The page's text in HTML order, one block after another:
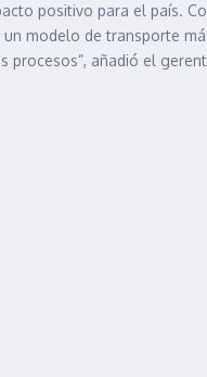
positivo para el país.
modelo de transporte
procesos”, añadió el